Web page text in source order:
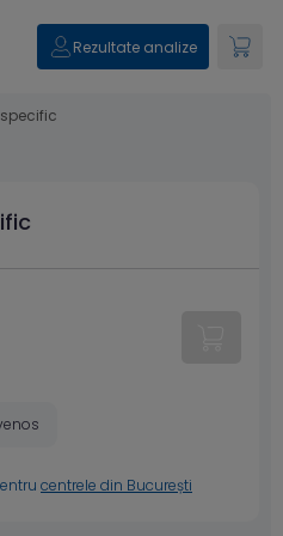
Rezultate analize
centrele din București